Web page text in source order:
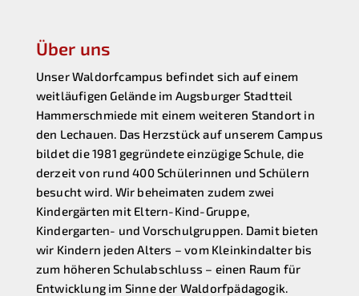
Über uns
Unser Waldorfcampus befindet sich auf einem
weitläufigen Gelände im Augsburger Stadtteil
Hammerschmiede mit einem weiteren Standort in
den Lechauen. Das Herzstück auf unserem Campus
bildet die 1981 gegründete einzügige Schule, die
derzeit von rund 400 Schülerinnen und Schülern
besucht wird. Wir beheimaten zudem zwei
Kindergärten mit Eltern-Kind-Gruppe,
Kindergarten- und Vorschulgruppen. Damit bieten
wir Kindern jeden Alters – vom Kleinkindalter bis
zum höheren Schulabschluss – einen Raum für
Entwicklung im Sinne der Waldorfpädagogik.